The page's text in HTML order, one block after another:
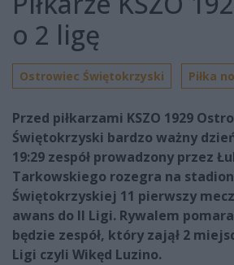
o 2 ligę
Ostrowiec Świętokrzyski Piłka
Przed piłkarzami KSZO 1929
Świętokrzyski bardzo ważny
19:29 zespół prowadzony przez
Tarkowskiego rozegra na
Świętokrzyskiej 11 pierwszy
awans do II Ligi. Rywalem
będzie zespół, który zajął 2
Ligi czyli Wikęd Luzino.